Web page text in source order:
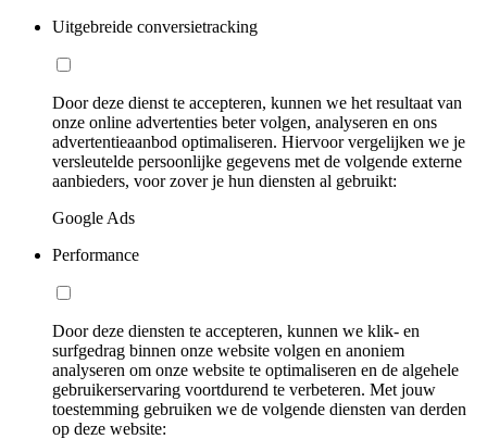
Uitgebreide conversietracking
Door deze dienst te accepteren, kunnen we het resultaat van
onze online advertenties beter volgen, analyseren en ons
advertentieaanbod optimaliseren. Hiervoor vergelijken we je
versleutelde persoonlijke gegevens met de volgende externe
aanbieders, voor zover je hun diensten al gebruikt:
Google Ads
Performance
Door deze diensten te accepteren, kunnen we klik- en
surfgedrag binnen onze website volgen en anoniem
analyseren om onze website te optimaliseren en de algehele
gebruikerservaring voortdurend te verbeteren. Met jouw
toestemming gebruiken we de volgende diensten van derden
op deze website: